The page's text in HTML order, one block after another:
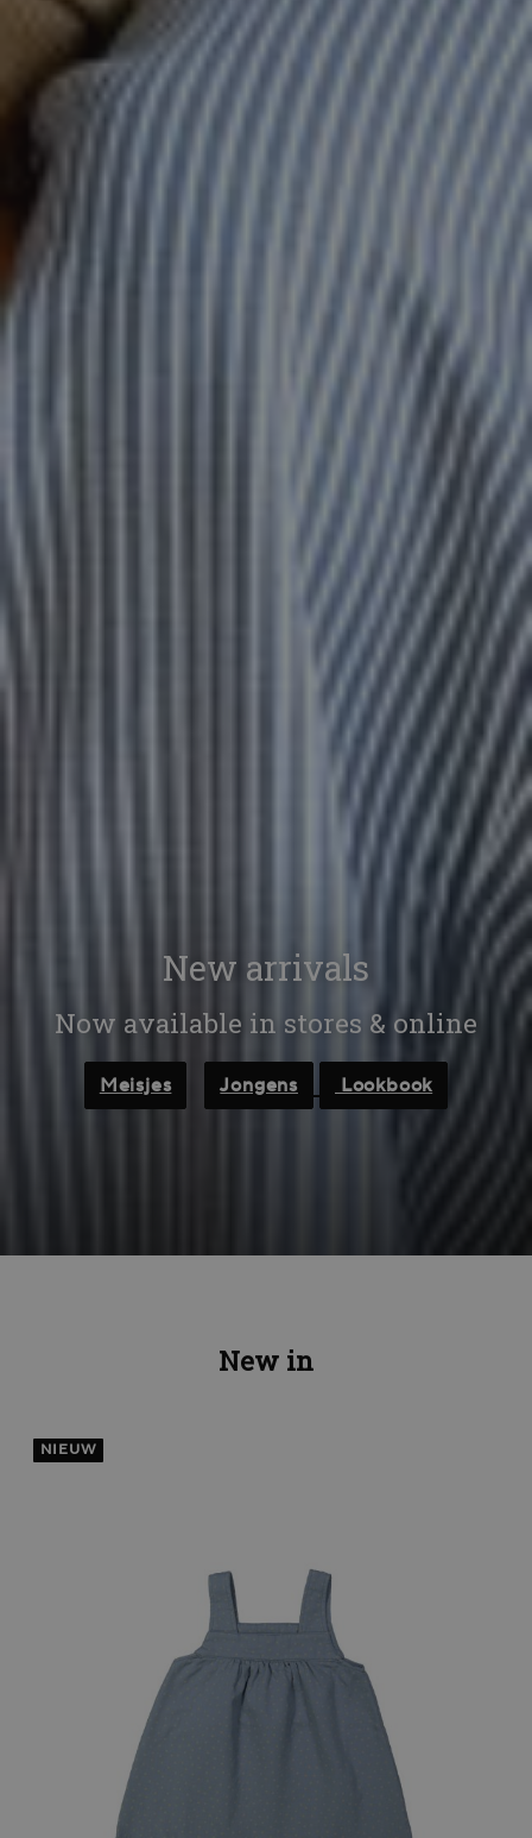
New arrivals
Now available in stores & online
Meisjes Jongens Lookbook
New in
NIEUW